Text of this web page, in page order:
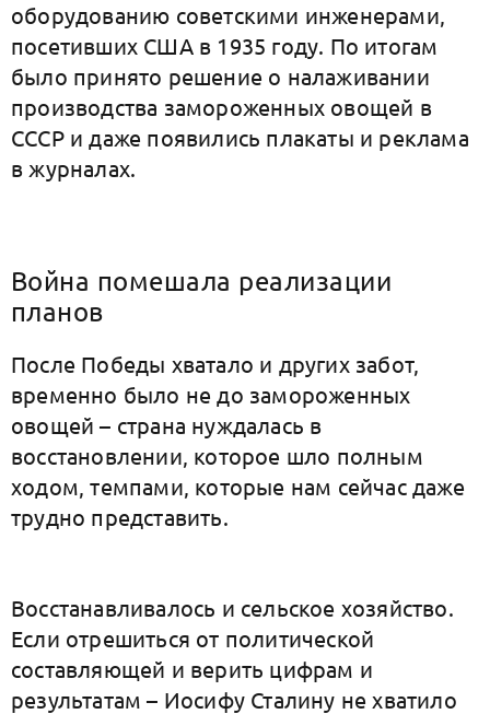
оборудованию советскими инженерами,
посетивших США в 1935 году. По итогам
было принято решение о налаживании
производства замороженных овощей в
СССР и даже появились плакаты и реклама
в журналах.
Война помешала реализации
планов
После Победы хватало и других забот,
временно было не до замороженных
овощей – страна нуждалась в
восстановлении, которое шло полным
ходом, темпами, которые нам сейчас даже
трудно представить.
Восстанавливалось и сельское хозяйство.
Если отрешиться от политической
составляющей и верить цифрам и
результатам – Иосифу Сталину не хватило